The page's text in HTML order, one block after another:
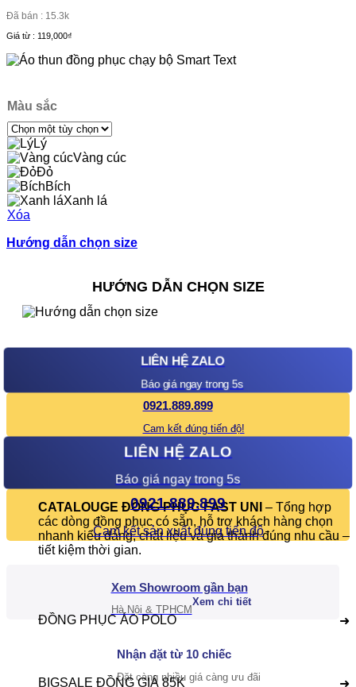
CATALOUGE ĐỒNG PHỤC FAST UNI
– Tổng hợp
các dòng đồng phục có sẵn, hỗ trợ khách hàng chọn
nhanh kiểu dáng, chất liệu và giá thành đúng nhu cầu –
tiết kiệm thời gian.
ĐỒNG PHỤC ÁO POLO ➜
BIGSALE ĐỒNG GIÁ 85K ➜
Đã bán : 15.3k
Giá từ : 119,000₫
Màu sắc
Lý
Vàng cúc
Đỏ
Bích
Xanh lá
Xóa
Hướng dẫn chọn size
HƯỚNG DẪN CHỌN SIZE
LIÊN HỆ ZALO
Báo giá ngay trong 5s
0921.889.899
Cam kết đúng tiến độ!
LIÊN HỆ ZALO
Báo giá ngay trong 5s
0921.889.899
Cam kết sản xuất đúng tiến độ
Xem Showroom gần bạn
Hà Nội & TPHCM
Xem chi tiết
Nhận đặt từ 10 chiếc
Đặt càng nhiều giá càng ưu đãi